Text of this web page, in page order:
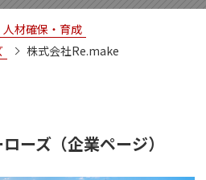
人材確保・育成
株式会社Re.make
ーズ（企業ページ）